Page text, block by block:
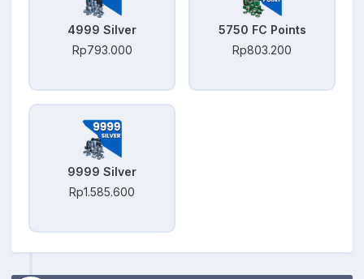
4999 Silver
Rp793.000
5750 FC Points
Rp803.200
9999 Silver
Rp1.585.600